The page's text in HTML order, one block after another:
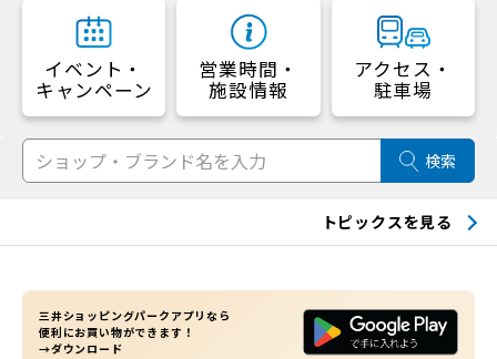
イベント・
キャンペーン
営業時間・
施設情報
アクセス・
駐車場
検索
トピックスを見る
三井ショッピングパークアプリなら
便利にお買い物ができます！
→ダウンロード